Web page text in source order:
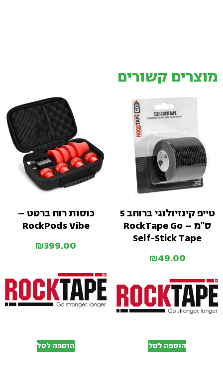
מוצרים קשורים
טייפ קינזיולוגי ברוחב 5
ס"מ – RockTape Go
Self-Stick Tape
₪49.00
הוספה לסל
כוסות רוח ברטט –
RockPods Vibe
₪399.00
הוספה לסל